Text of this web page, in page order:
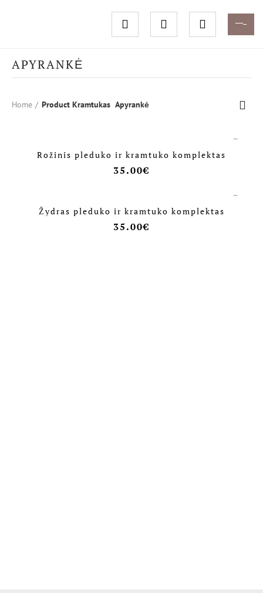
APYRANKĖ
Home Product Kramtukas Apyrankė
Rožinis pleduko ir kramtuko komplektas
35.00€
Žydras pleduko ir kramtuko komplektas
35.00€